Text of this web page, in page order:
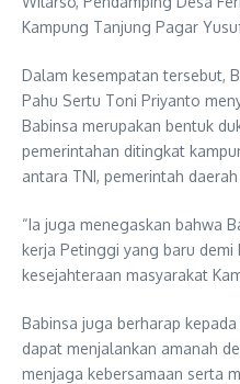
Kampung Tanjung Pagar
Dalam kesempatan tersebut,
Pahu Sertu Toni Priyanto
Babinsa merupakan bentuk
pemerintahan ditingkat
antara TNI, pemerintah
“Ia juga menegaskan bahwa
kerja Petinggi yang baru demi
kesejahteraan masyarakat
Babinsa juga berharap
dapat menjalankan amanah
menjaga kebersamaan serta